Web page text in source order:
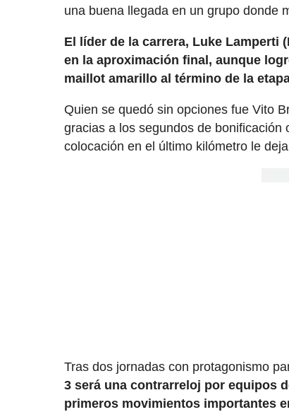
una buena llegada en un grupo donde
El líder de la carrera, Luke Lamperti
en la aproximación final, aunque
maillot amarillo al término de la
Quien se quedó sin opciones fue Vito
gracias a los segundos de
colocación en el último kilómetro le
Tras dos jornadas con protagonismo
3 será una contrarreloj por equipos
primeros movimientos importantes